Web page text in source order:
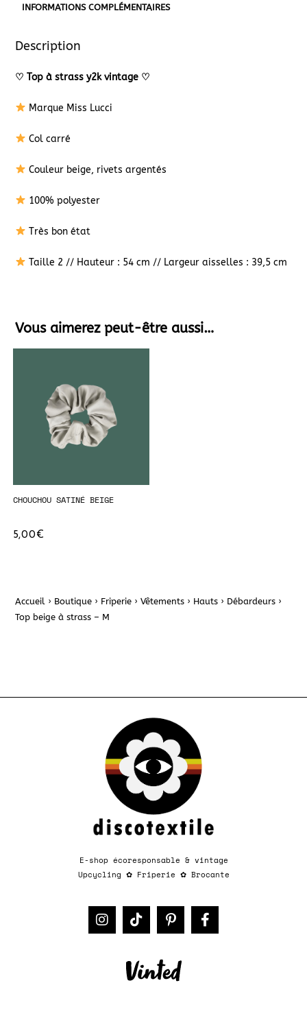
INFORMATIONS COMPLÉMENTAIRES
Description
♡ Top à strass y2k vintage ♡
Marque Miss Lucci
Col carré
Couleur beige, rivets argentés
100% polyester
Très bon état
Taille 2 // Hauteur : 54 cm // Largeur aisselles : 39,5 cm
Vous aimerez peut-être aussi…
CHOUCHOU SATINÉ BEIGE
5,00 €
Accueil › Boutique › Friperie › Vêtements › Hauts › Débardeurs ›
Top beige à strass – M
E-shop écoresponsable & vintage
Upcycling ✿Friperie ✿Brocante​​